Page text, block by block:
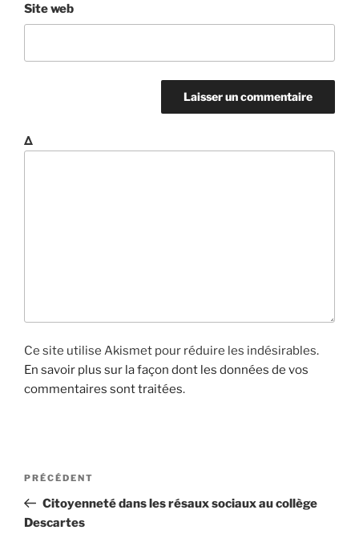
Site web
Δ
Ce site utilise Akismet pour réduire les indésirables.
En savoir plus sur la façon dont les données de vos
commentaires sont traitées.
v
A
r
t
PRÉCÉDENT
Citoyenneté dans les résaux sociaux au collège
Descartes